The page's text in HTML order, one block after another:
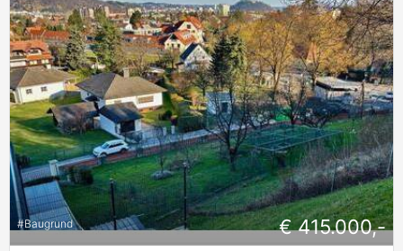
#Baugrund € 415.000,-